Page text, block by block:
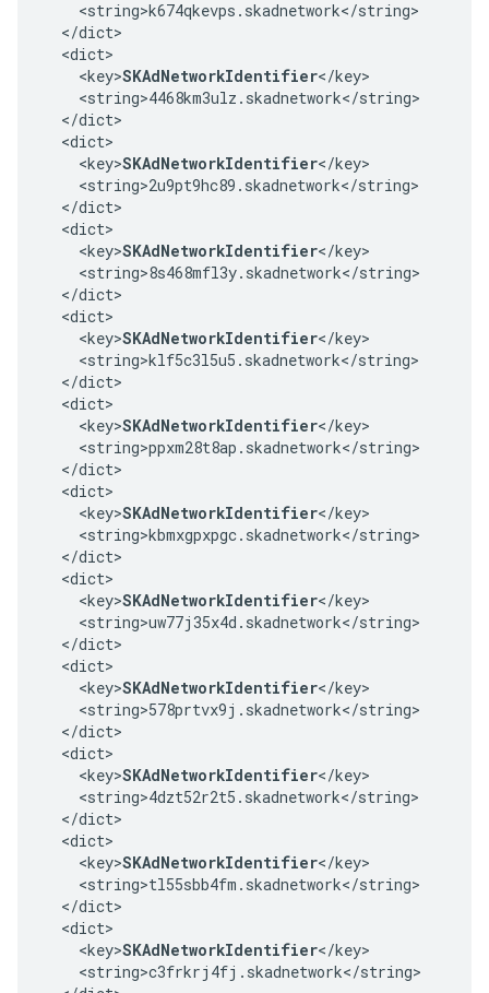
    <string>k674qkevps.skadnetwork</string>
  </dict>
  <dict>
    <key>
SKAdNetworkIdentifier</key>
    <string>4468km3ulz.skadnetwork</string>
  </dict>
  <dict>
    <key>
SKAdNetworkIdentifier</key>
    <string>2u9pt9hc89.skadnetwork</string>
  </dict>
  <dict>
    <key>
SKAdNetworkIdentifier</key>
    <string>8s468mfl3y.skadnetwork</string>
  </dict>
  <dict>
    <key>
SKAdNetworkIdentifier</key>
    <string>klf5c3l5u5.skadnetwork</string>
  </dict>
  <dict>
    <key>
SKAdNetworkIdentifier</key>
    <string>ppxm28t8ap.skadnetwork</string>
  </dict>
  <dict>
    <key>
SKAdNetworkIdentifier</key>
    <string>kbmxgpxpgc.skadnetwork</string>
  </dict>
  <dict>
    <key>
SKAdNetworkIdentifier</key>
    <string>uw77j35x4d.skadnetwork</string>
  </dict>
  <dict>
    <key>
SKAdNetworkIdentifier</key>
    <string>578prtvx9j.skadnetwork</string>
  </dict>
  <dict>
    <key>
SKAdNetworkIdentifier</key>
    <string>4dzt52r2t5.skadnetwork</string>
  </dict>
  <dict>
    <key>
SKAdNetworkIdentifier</key>
    <string>tl55sbb4fm.skadnetwork</string>
  </dict>
  <dict>
    <key>
SKAdNetworkIdentifier</key>
    <string>c3frkrj4fj.skadnetwork</string>